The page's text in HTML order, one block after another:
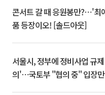
콘서트 갈 때 응원봉만?⋯'최
품 등장이오! [솔드아웃]
서울시, 정부에 정비사업 규
의'⋯국토부 "협의 중" 입장